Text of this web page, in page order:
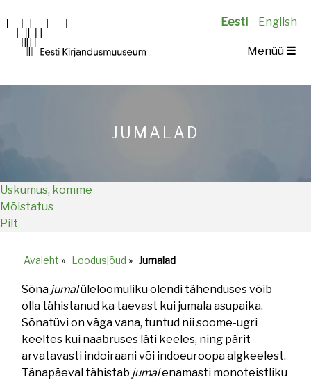
Eesti English
Main
Menüü ☰
JUMALAD
Uskumus, komme
Mõistatus
Pilt
Avaleht » Loodusjõud » Jumalad
Sõna jumalüleloomuliku olendi tähenduses võib
olla tähistanud ka taevast kui jumala asupaika.
Sõnatüvi on väga vana, tuntud nii soome-ugri
keeltes kui naabruses läti keeles, ning pärit
arvatavasti indoiraani või indoeuroopa algkeelest.
Tänapäeval tähistab jumalenamasti monoteistliku